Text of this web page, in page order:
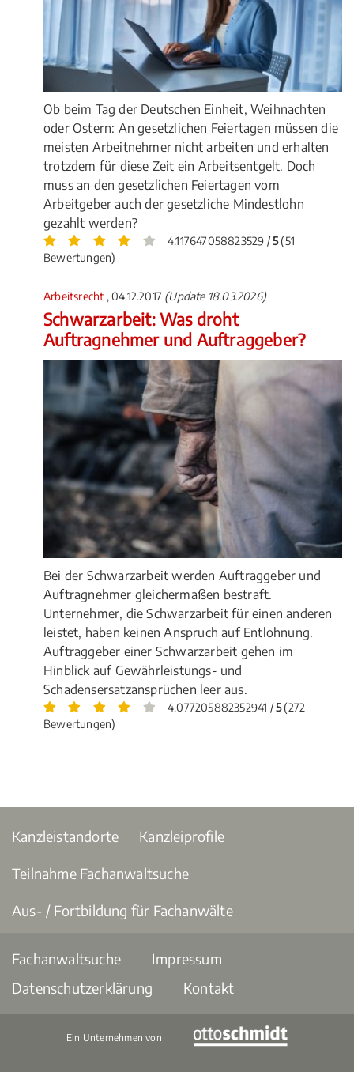
Ob beim Tag der Deutschen Einheit, Weihnachten
oder Ostern: An gesetzlichen Feiertagen müssen die
meisten Arbeitnehmer nicht arbeiten und erhalten
trotzdem für diese Zeit ein Arbeitsentgelt. Doch
muss an den gesetzlichen Feiertagen vom
Arbeitgeber auch der gesetzliche Mindestlohn
gezahlt werden?
4.117647058823529 /5(51
Bewertungen)
Arbeitsrecht , 04.12.2017 (Update 18.03.2026)
Schwarzarbeit: Was droht
Auftragnehmer und Auftraggeber?
Bei der Schwarzarbeit werden Auftraggeber und
Auftragnehmer gleichermaßen bestraft.
Unternehmer, die Schwarzarbeit für einen anderen
leistet, haben keinen Anspruch auf Entlohnung.
Auftraggeber einer Schwarzarbeit gehen im
Hinblick auf Gewährleistungs- und
Schadensersatzansprüchen leer aus.
4.077205882352941 /5(272
Bewertungen)
Kanzleistandorte Kanzleiprofile
Teilnahme Fachanwaltsuche
Aus- / Fortbildung für Fachanwälte
Fachanwaltsuche
Impressum
Datenschutzerklärung
Kontakt
Ein Unternehmen von